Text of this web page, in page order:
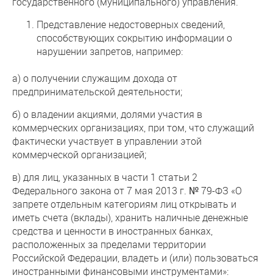
Представление недостоверных сведений,
способствующих сокрытию информации о
нарушении запретов, например:
а) о получении служащим дохода от
предпринимательской деятельности;
б) о владении акциями, долями участия в
коммерческих организациях, при том, что служащий
фактически участвует в управлении этой
коммерческой организацией;
в) для лиц, указанных в части 1 статьи 2
Федерального закона от 7 мая 2013 г. № 79-ФЗ «О
запрете отдельным категориям лиц открывать и
иметь счета (вклады), хранить наличные денежные
средства и ценности в иностранных банках,
расположенных за пределами территории
Российской Федерации, владеть и (или) пользоваться
иностранными финансовыми инструментами»: